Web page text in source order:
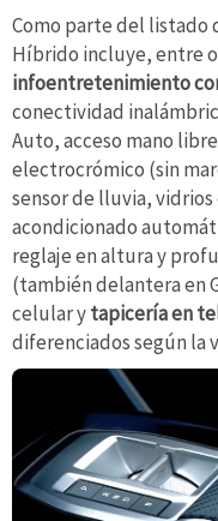
Como parte del listado
Híbrido incluye, entre
infoentretenimiento
conectividad
Auto, acceso mano
electrocrómico (sin
sensor de lluvia,
acondicionado
reglaje en altura y
(también delantera en
celular ytapicería en
diferenciados según la